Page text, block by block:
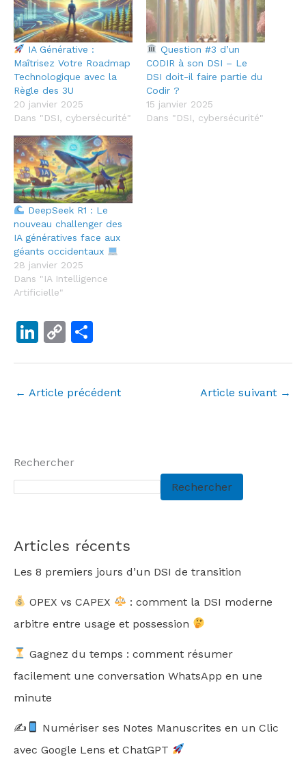
IA Générative :
Maîtrisez Votre Roadmap
Technologique avec la
Règle des 3U
20 janvier 2025
Dans "DSI, cybersécurité"
Question #3 d’un
CODIR à son DSI – Le
DSI doit-il faire partie du
Codir ?
15 janvier 2025
Dans "DSI, cybersécurité"
DeepSeek R1 : Le
nouveau challenger des
IA génératives face aux
géants occidentaux
28 janvier 2025
Dans "IA Intelligence
Artificielle"
Li
e
C
y
k
g
← Article précédent Article suivant →
Rechercher
Rechercher
Articles récents
Les 8 premiers jours d’un DSI de transition
OPEX vs CAPEX
: comment la DSI moderne
arbitre entre usage et possession
Gagnez du temps : comment résumer
facilement une conversation WhatsApp en une
minute
✍
Numériser ses Notes Manuscrites en un Clic
avec Google Lens et ChatGPT